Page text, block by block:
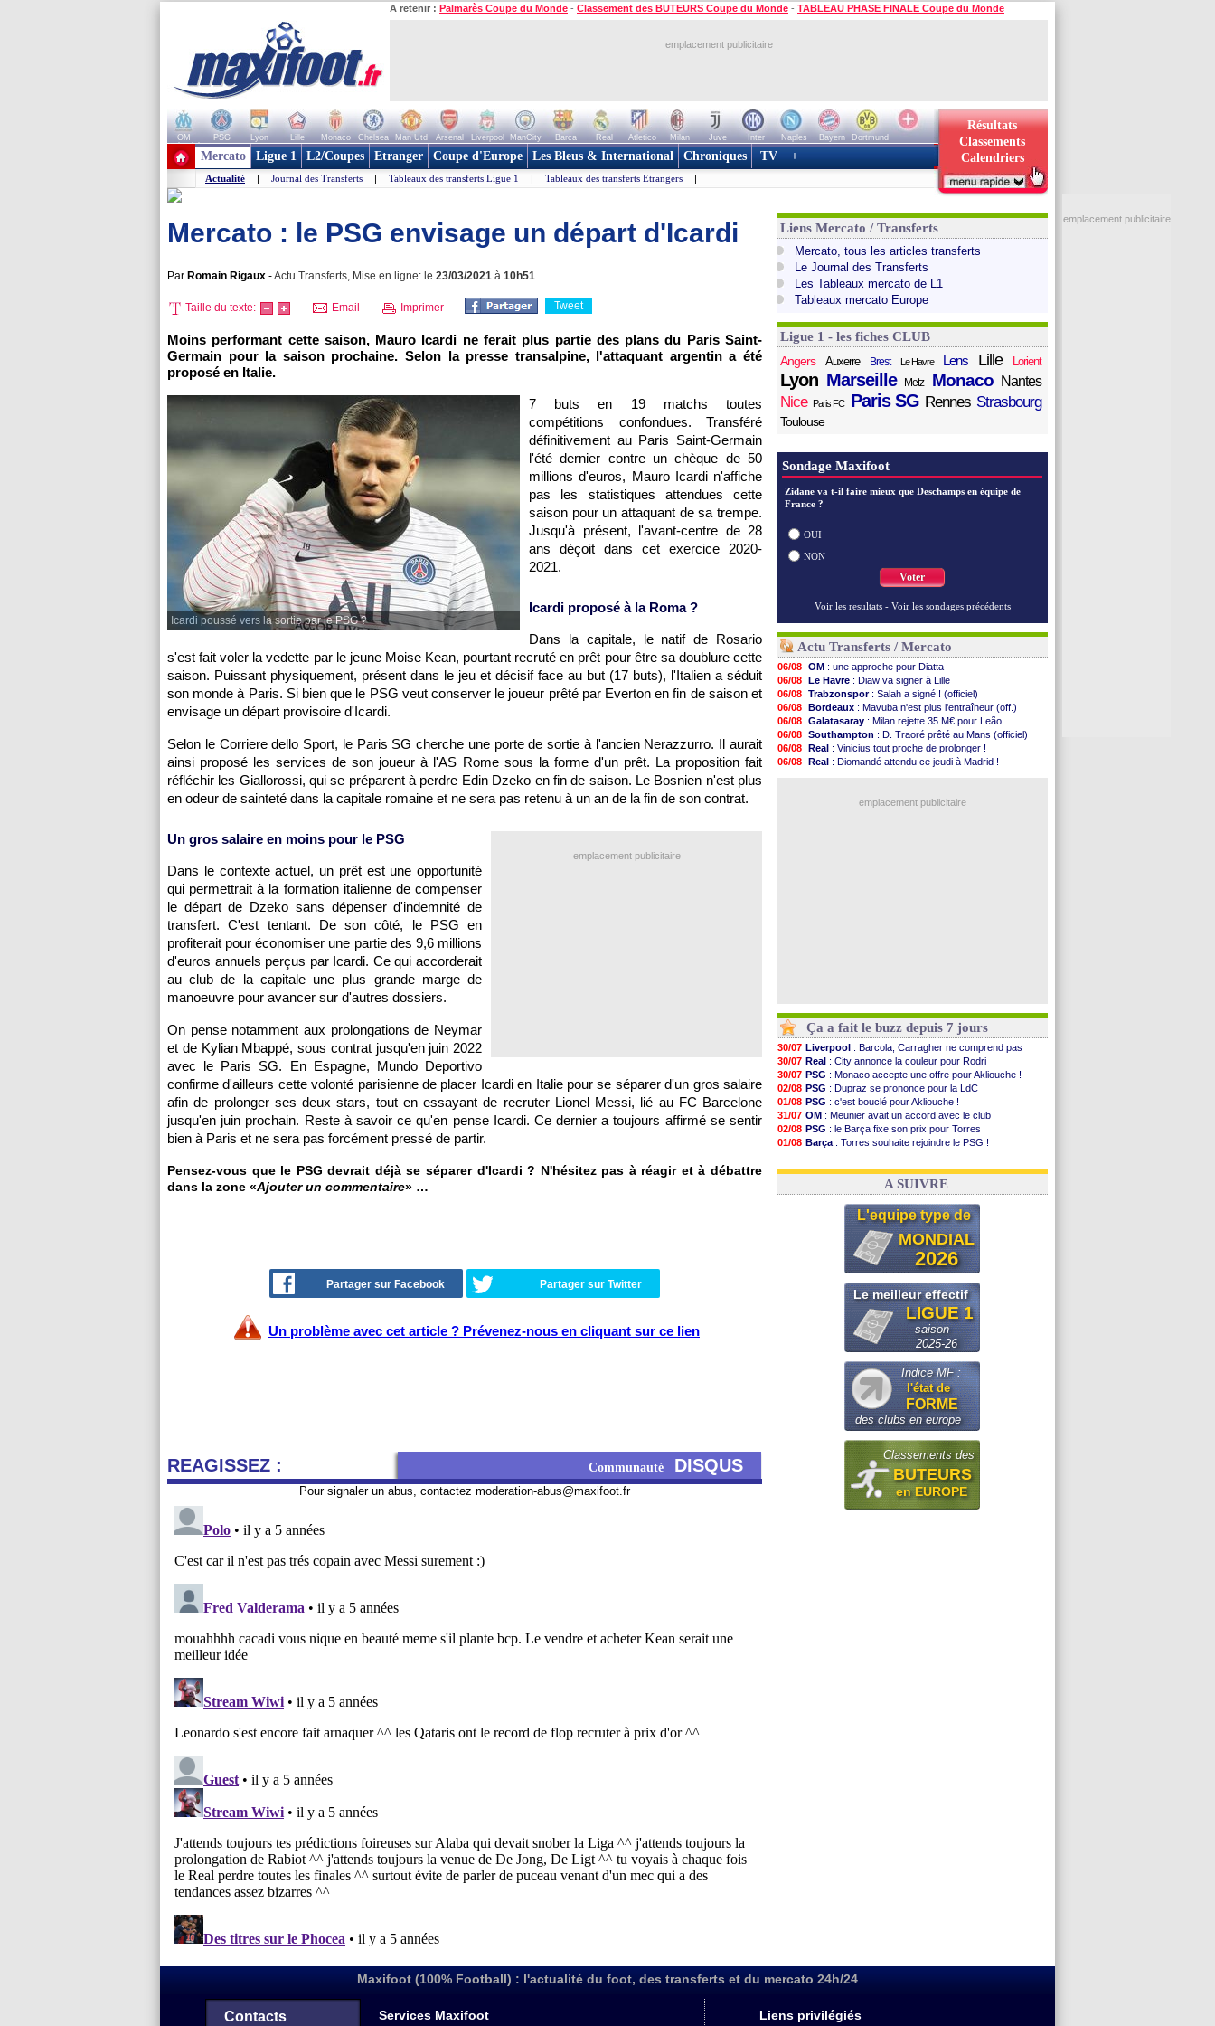
A retenir : Palmarès Coupe du Monde - Classement des BUTEURS Coupe du Monde - TABLEAU PHASE FINALE Coupe du Monde
emplacement publicitaire
OM PSG Lyon Lille Monaco Chelsea Man Utd Arsenal Liverpool ManCity Barca Real Atletico Milan Juve Inter Naples Bayern
Dortmund
+ de clubs
Résultats
Classements
Calendriers
Mercato Ligue 1 L2/Coupes Etranger Coupe d'Europe Les Bleus & International Chroniques TV +
Actualité | Journal des Transferts | Tableaux des transferts Ligue 1 | Tableaux des transferts Etrangers |
Mercato : le PSG envisage un départ d'Icardi
Par Romain Rigaux -Actu Transferts, Mise en ligne: le 23/03/2021 à 10h51
Taille du texte: Email Imprimer Tweet
Moins performant cette saison, Mauro Icardi ne ferait plus partie des plans du Paris Saint-
Germain pour la saison prochaine. Selon la presse transalpine, l'attaquant argentin a été
proposé en Italie.
Icardi poussé vers la sortie par le PSG ?
7 buts en 19 matchs toutes
compétitions confondues. Transféré
définitivement au Paris Saint-Germain
l'été dernier contre un chèque de 50
millions d'euros, Mauro Icardi n'affiche
pas les statistiques attendues cette
saison pour un attaquant de sa trempe.
Jusqu'à présent, l'avant-centre de 28
ans déçoit dans cet exercice 2020-
2021.
Icardi proposé à la Roma ?
Dans la capitale, le natif de Rosario
s'est fait voler la vedette par le jeune Moise Kean, pourtant recruté en prêt pour être sa doublure cette
saison. Puissant physiquement, présent dans le jeu et décisif face au but (17 buts), l'Italien a séduit
son monde à Paris. Si bien que le PSG veut conserver le joueur prêté par Everton en fin de saison et
envisage un départ provisoire d'Icardi.
Selon le Corriere dello Sport, le Paris SG cherche une porte de sortie à l'ancien Nerazzurro. Il aurait
ainsi proposé les services de son joueur à l'AS Rome sous la forme d'un prêt. La proposition fait
réfléchir les Giallorossi, qui se préparent à perdre Edin Dzeko en fin de saison. Le Bosnien n'est plus
en odeur de sainteté dans la capitale romaine et ne sera pas retenu à un an de la fin de son contrat.
emplacement publicitaire
Un gros salaire en moins pour le PSG
Dans le contexte actuel, un prêt est une opportunité
qui permettrait à la formation italienne de compenser
le départ de Dzeko sans dépenser d'indemnité de
transfert. C'est tentant. De son côté, le PSG en
profiterait pour économiser une partie des 9,6 millions
d'euros annuels perçus par Icardi. Ce qui accorderait
au club de la capitale une plus grande marge de
manoeuvre pour avancer sur d'autres dossiers.
On pense notamment aux prolongations de Neymar
et de Kylian Mbappé, sous contrat jusqu'en juin 2022
avec le Paris SG. En Espagne, Mundo Deportivo
confirme d'ailleurs cette volonté parisienne de placer Icardi en Italie pour se séparer d'un gros salaire
afin de prolonger ses deux stars, tout en essayant de recruter Lionel Messi, lié au FC Barcelone
jusqu'en juin prochain. Reste à savoir ce qu'en pense Icardi. Ce dernier a toujours affirmé se sentir
bien à Paris et ne sera pas forcément pressé de partir.
Pensez-vous que le PSG devrait déjà se séparer d'Icardi ? N'hésitez pas à réagir et à débattre
dans la zone «Ajouter un commentaire» …
Partager sur Facebook Partager sur Twitter
Un problème avec cet article ? Prévenez-nous en cliquant sur ce lien
REAGISSEZ : Communauté DISQUS
Pour signaler un abus, contactez moderation-abus@maxifoot.fr
Liens Mercato / Transferts
Mercato, tous les articles transferts
Le Journal des Transferts
Les Tableaux mercato de L1
Tableaux mercato Europe
Ligue 1 - les fiches CLUB
Angers
Auxerre Brest Le Havre Lens Lille Lorient
Lyon Marseille Metz Monaco Nantes
Nice Paris FC Paris SG Rennes Strasbourg
Toulouse
Sondage Maxifoot
Zidane va t-il faire mieux que Deschamps en équipe de
France ?
OUI
NON
Voter
Voir les resultats - Voir les sondages précédents
Actu Transferts / Mercato
06/08 OM : une approche pour Diatta
06/08 Le Havre : Diaw va signer à Lille
06/08 Trabzonspor: Salah a signé ! (officiel)
06/08 Bordeaux : Mavuba n'est plus l'entraîneur (off.)
06/08 Galatasaray : Milan rejette 35 M€ pour Leão
06/08 Southampton : D. Traoré prêté au Mans (officiel)
06/08 Real : Vinicius tout proche de prolonger !
06/08 Real : Diomandé attendu ce jeudi à Madrid !
: ça se complique pour Rodri !
emplacement publicitaire
Ça a fait le buzz depuis 7 jours
30/07 Liverpool : Barcola, Carragher ne comprend pas
30/07 Real : City annonce la couleur pour Rodri
30/07 PSG : Monaco accepte une offre pour Akliouche !
02/08 PSG : Dupraz se prononce pour la LdC
01/08 PSG : c'est bouclé pour Akliouche !
31/07 OM : Meunier avait un accord avec le club
02/08 PSG : le Barça fixe son prix pour Torres
01/08 Barça : Torres souhaite rejoindre le PSG !
03/08 Argentine: quand Medina recadre... sa mère
A SUIVRE
L'equipe type de
MONDIAL
2026
Le meilleur effectif
LIGUE 1
saison
2025-26
Indice MF :
l'état de
FORME
des clubs en europe
Classements des
BUTEURS
en EUROPE
emplacement publicitaire
Maxifoot (100% Football) : l'actualité du foot, des transferts et du mercato 24h/24
Contacts Services Maxifoot Liens privilégiés